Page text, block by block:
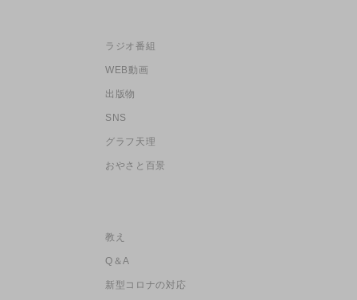
ラジオ番組
WEB動画
出版物
SNS
グラフ天理
おやさと百景
教え
Q＆A
新型コロナの対応